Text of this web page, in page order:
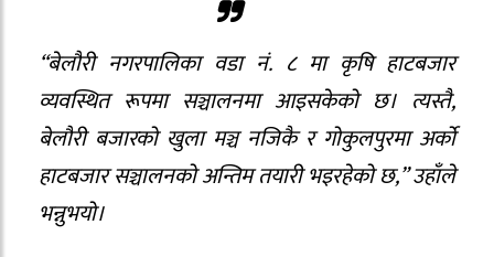
“बेलौरी नगरपालिका वडा नं. ८ मा कृषि हाटबजार
व्यवस्थित रूपमा सञ्चालनमा आइसकेको छ। त्यस्तै,
बेलौरी बजारको खुला मञ्च नजिकै र गोकुलपुरमा अर्को
हाटबजार सञ्चालनको अन्तिम तयारी भइरहेको छ,” उहाँले
भन्नुभयो।